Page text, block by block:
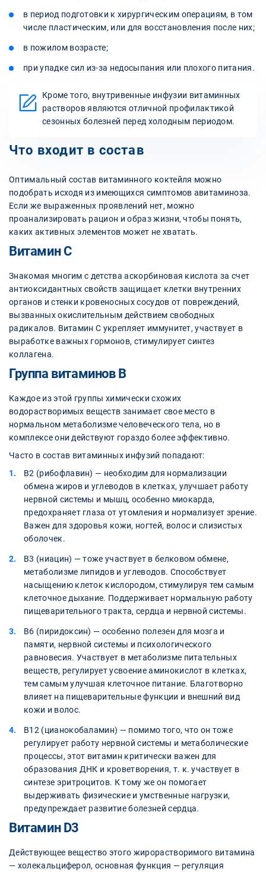
в период подготовки к хирургическим операциям, в том
числе пластическим, или для восстановления после них;
в пожилом возрасте;
при упадке сил из-за недосыпания или плохого питания.
Кроме того, внутривенные инфузии витаминных
растворов являются отличной профилактикой
сезонных болезней перед холодным периодом.
Что входит в состав
Оптимальный состав витаминного коктейля можно
подобрать исходя из имеющихся симптомов авитаминоза.
Если же выраженных проявлений нет, можно
проанализировать рацион и образ жизни, чтобы понять,
каких активных элементов может не хватать.
Витамин С
Знакомая многим с детства аскорбиновая кислота за счет
антиоксидантных свойств защищает клетки внутренних
органов и стенки кровеносных сосудов от повреждений,
вызванных окислительным действием свободных
радикалов. Витамин С укрепляет иммунитет, участвует в
выработке важных гормонов, стимулирует синтез
коллагена.
Группа витаминов В
Каждое из этой группы химически схожих
водорастворимых веществ занимает свое место в
нормальном метаболизме человеческого тела, но в
комплексе они действуют гораздо более эффективно.
Часто в состав витаминных инфузий попадают:
В2 (рибофлавин) — необходим для нормализации
обмена жиров и углеводов в клетках, улучшает работу
нервной системы и мышц, особенно миокарда,
предохраняет глаза от утомления и нормализует зрение.
Важен для здоровья кожи, ногтей, волос и слизистых
оболочек.
В3 (ниацин) — тоже участвует в белковом обмене,
метаболизме липидов и углеводов. Способствует
насыщению клеток кислородом, стимулируя тем самым
клеточное дыхание. Поддерживает нормальную работу
пищеварительного тракта, сердца и нервной системы.
В6 (пиридоксин) — особенно полезен для мозга и
памяти, нервной системы и психологического
равновесия. Участвует в метаболизме питательных
веществ, регулирует усвоение аминокислот в клетках,
тем самым улучшая клеточное питание. Благотворно
влияет на пищеварительные функции и внешний вид
кожи и волос.
В12 (цианокобаламин) — помимо того, что он тоже
регулирует работу нервной системы и метаболические
процессы, этот витамин критически важен для
образования ДНК и кроветворения, т. к. участвует в
синтезе эритроцитов. К тому же он помогает
выдерживать физические и умственные нагрузки,
предупреждает развитие болезней сердца.
Витамин D3
Действующее вещество этого жирорастворимого витамина
— холекальциферол, основная функция — регуляция